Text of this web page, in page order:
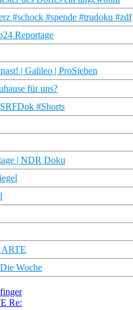
#schock #spende #trudoku #zdf
Reportage
| Galileo | ProSieben
für uns?
#Shorts
| NDR Doku
ARTE
Woche
Re: